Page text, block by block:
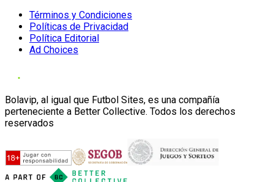
Términos y Condiciones
Políticas de Privacidad
Política Editorial
Ad Choices
Bolavip, al igual que Futbol Sites, es una compañía
perteneciente a Better Collective. Todos los derechos
reservados